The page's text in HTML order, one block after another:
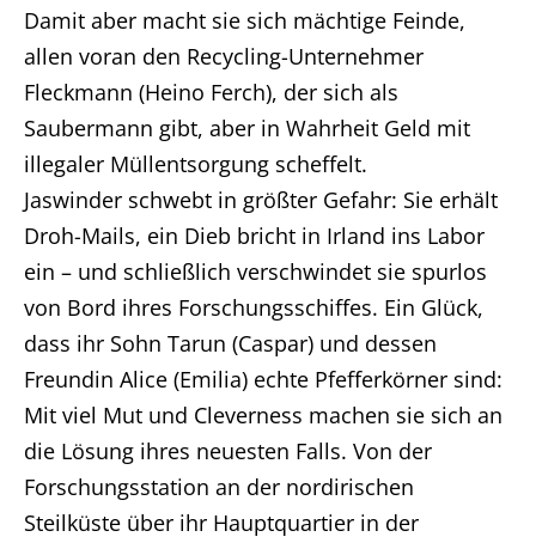
Damit aber macht sie sich mächtige Feinde,
allen voran den Recycling-Unternehmer
Fleckmann (Heino Ferch), der sich als
Saubermann gibt, aber in Wahrheit Geld mit
illegaler Müllentsorgung scheffelt.
Jaswinder schwebt in größter Gefahr: Sie erhält
Droh-Mails, ein Dieb bricht in Irland ins Labor
ein – und schließlich verschwindet sie spurlos
von Bord ihres Forschungsschiffes. Ein Glück,
dass ihr Sohn Tarun (Caspar) und dessen
Freundin Alice (Emilia) echte Pfefferkörner sind:
Mit viel Mut und Cleverness machen sie sich an
die Lösung ihres neuesten Falls. Von der
Forschungsstation an der nordirischen
Steilküste über ihr Hauptquartier in der